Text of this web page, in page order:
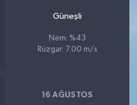
Güneşli
Nem: %43
Rüzgar: 7.00 m/s
16 AĞUSTOS